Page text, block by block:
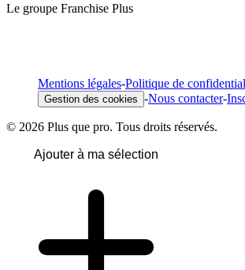
Le groupe Franchise Plus
Mentions légales-Politique de
Gestion des cookies -Nous contacter-
© 2026 Plus que pro. Tous droits réservés.
Ajouter à ma sélection